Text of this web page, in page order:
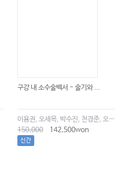
구강 내 소수술백서 - 술기와 ...
이용권, 오세목, 박수진, 천경준, 오한솔
150,000
142,500won
신간